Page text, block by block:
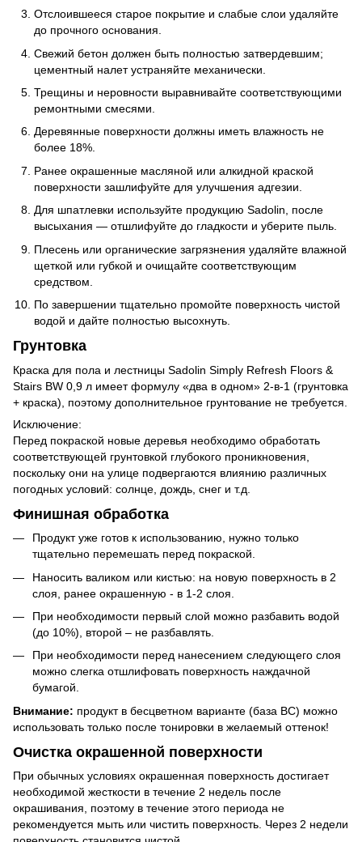
Отслоившееся старое покрытие и слабые слои удаляйте
до прочного основания.
Свежий бетон должен быть полностью затвердевшим;
цементный налет устраняйте механически.
Трещины и неровности выравнивайте соответствующими
ремонтными смесями.
Деревянные поверхности должны иметь влажность не
более 18%.
Ранее окрашенные масляной или алкидной краской
поверхности зашлифуйте для улучшения адгезии.
Для шпатлевки используйте продукцию Sadolin, после
высыхания — отшлифуйте до гладкости и уберите пыль.
Плесень или органические загрязнения удаляйте влажной
щеткой или губкой и очищайте соответствующим
средством.
По завершении тщательно промойте поверхность чистой
водой и дайте полностью высохнуть.
Грунтовка
Краска для пола и лестницы Sadolin Simply Refresh Floors &
Stairs BW 0,9 л имеет формулу «два в одном» 2-в-1 (грунтовка
+ краска), поэтому дополнительное грунтование не требуется.
Исключение:
Перед покраской новые деревья необходимо обработать
соответствующей грунтовкой глубокого проникновения,
поскольку они на улице подвергаются влиянию различных
погодных условий: солнце, дождь, снег и т.д.
Финишная обработка
Продукт уже готов к использованию, нужно только
тщательно перемешать перед покраской.
Наносить валиком или кистью: на новую поверхность в 2
слоя, ранее окрашенную - в 1-2 слоя.
При необходимости первый слой можно разбавить водой
(до 10%), второй – не разбавлять.
При необходимости перед нанесением следующего слоя
можно слегка отшлифовать поверхность наждачной
бумагой.
Внимание: продукт в бесцветном варианте (база BC) можно
использовать только после тонировки в желаемый оттенок!
Очистка окрашенной поверхности
При обычных условиях окрашенная поверхность достигает
необходимой жесткости в течение 2 недель после
окрашивания, поэтому в течение этого периода не
рекомендуется мыть или чистить поверхность. Через 2 недели